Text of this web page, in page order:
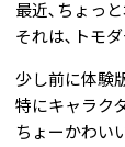
最近､ちょっ
それは､トモ
少し前に体験
特にキャラク
ちょーかわい